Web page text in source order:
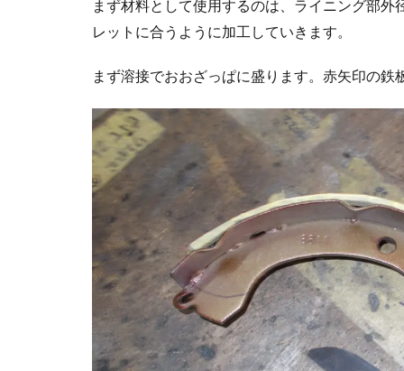
まず材料として使用するのは、ライニング部
レットに合うように加工していきます。
まず溶接でおおざっぱに盛ります。赤矢印の鉄